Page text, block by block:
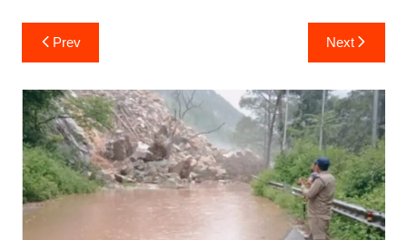
Post
navigation
Prev Next